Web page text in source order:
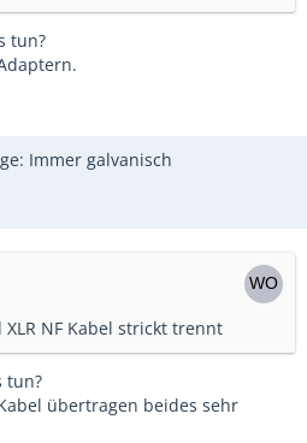
tun?
Immer galvanisch
NF Kabel strickt trennt
tun?
übertragen beides sehr